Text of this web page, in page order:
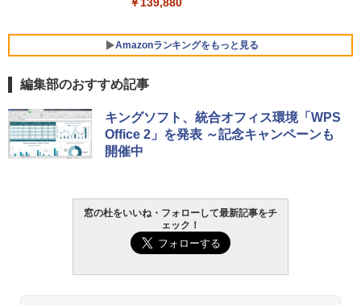
Amazonランキングをもっと見る
Robloxギフトカード - 800 Robux 【限
定バーチャルアイテムを含む】 【オンラ
インゲームコード】 ロブロックス | オン
ラインコード版
Microsoft Office Home & Business 202
4(最新 永続版)|オンラインコード版|Wind
ows11、10/mac対応|PC2台
生成AIパスポート公式テキスト 第４版
￥1,766
AIイラスト表現辞典: 思い通りの絵を引き
出す プロンプトの言葉 AI画像生成シリー
ズ (はぴーイラストLabo)
Amazon Kindle Paperwhite (16GB) 7イ
ンチディスプレイ、色調調節ライト、12
週間持続バッテリー、広告なし、ブラッ
ク
Amazon Kindle - 目に優しい、かさばら
ない、大きな画面で読みやすい、6週間持
続バッテリー、6インチディスプレイ電子
編集部のおすすめ記事
キングソフト、統合オフィス環境「WPS
Office 2」を発表 ～記念キャンペーンも
開催中
窓の杜をいいね・フォローして最新記事をチ
ェック！